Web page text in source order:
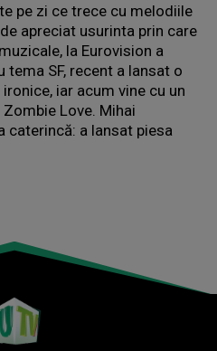
pe zi ce trece cu melodiile
apreciat usurinta prin care
la Eurovision a
SF, recent a lansat o
iar acum vine cu un
Love. Mihai
caterincă: a lansat piesa